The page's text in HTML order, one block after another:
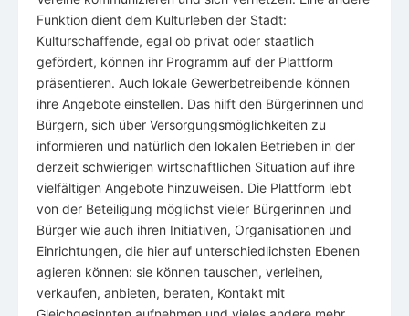
Funktion dient dem Kulturleben der Stadt:
Kulturschaffende, egal ob privat oder staatlich
gefördert, können ihr Programm auf der Plattform
präsentieren. Auch lokale Gewerbetreibende können
ihre Angebote einstellen. Das hilft den Bürgerinnen und
Bürgern, sich über Versorgungsmöglichkeiten zu
informieren und natürlich den lokalen Betrieben in der
derzeit schwierigen wirtschaftlichen Situation auf ihre
vielfältigen Angebote hinzuweisen. Die Plattform lebt
von der Beteiligung möglichst vieler Bürgerinnen und
Bürger wie auch ihren Initiativen, Organisationen und
Einrichtungen, die hier auf unterschiedlichsten Ebenen
agieren können: sie können tauschen, verleihen,
verkaufen, anbieten, beraten, Kontakt mit